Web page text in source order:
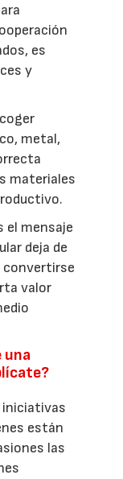
es
y
metal,
materiales
el mensaje
deja de
convertirse
valor
una
iniciativas
están
las